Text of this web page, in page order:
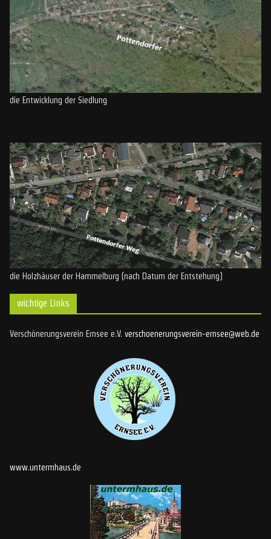
die Entwicklung der Siedlung
die Holzhäuser der Hammelburg (nach Datum der Entstehung)
wichtige Links
Verschönerungsverein Ernsee e.V. verschoenerungsverein-ernsee@web.de
www.untermhaus.de